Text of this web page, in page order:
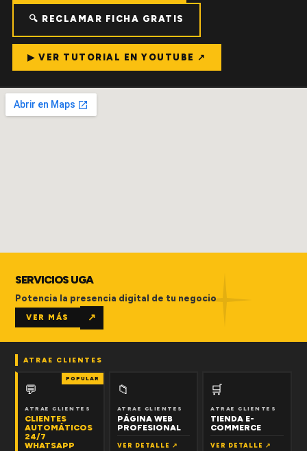
🔍 RECLAMAR FICHA GRATIS
▶ VER TUTORIAL EN YOUTUBE ↗
SERVICIOS UGA
Potencia la presencia digital de tu negocio
VER MÁS ↗
ATRAE CLIENTES
POPULAR
💬
ATRAE CLIENTES
CLIENTES
AUTOMÁTICOS
24/7
WHATSAPP
📁
ATRAE CLIENTES
PÁGINA WEB
PROFESIONAL
VER DETALLE ↗
🛒
ATRAE CLIENTES
TIENDA E-
COMMERCE
VER DETALLE ↗